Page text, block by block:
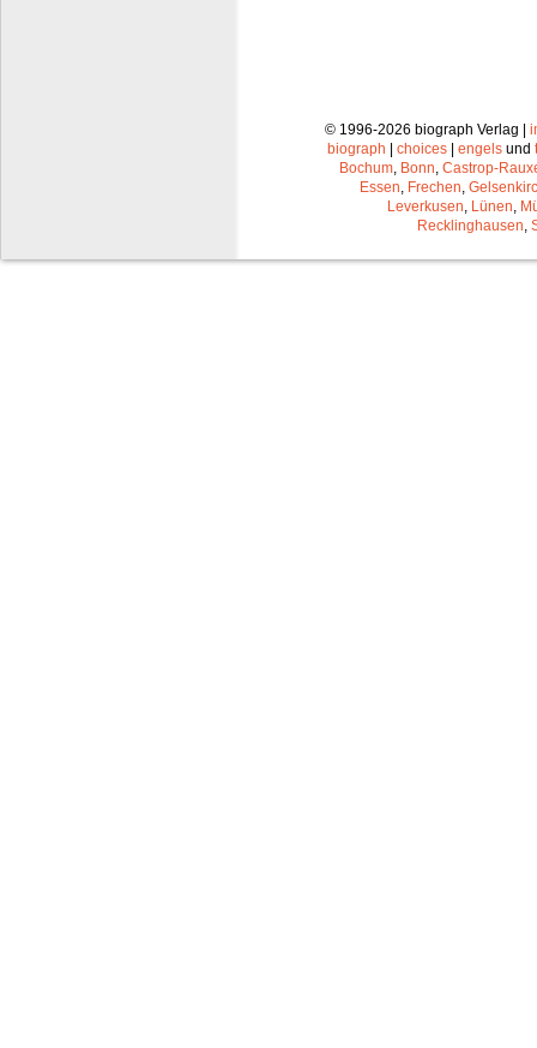
© 1996-2026 biograph Verlag |
biograph
choices engels und
Bochum, Bonn, Castrop-
Essen, Frechen,
Leverkusen, Lünen,
Recklinghausen,